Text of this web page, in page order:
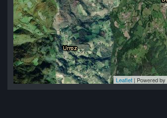
Leaflet| Powered by